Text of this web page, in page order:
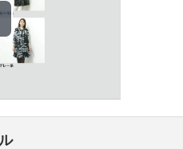
意
注意
よる変退色注意
色移り注意
注意